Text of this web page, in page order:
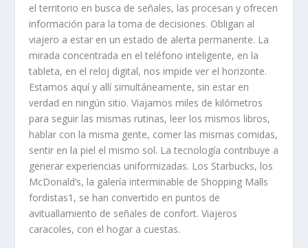
el territorio en busca de señales, las procesan y ofrecen
información para la toma de decisiones. Obligan al
viajero a estar en un estado de alerta permanente. La
mirada concentrada en el teléfono inteligente, en la
tableta, en el reloj digital, nos impide ver el horizonte.
Estamos aquí y allí simultáneamente, sin estar en
verdad en ningún sitio. Viajamos miles de kilómetros
para seguir las mismas rutinas, leer los mismos libros,
hablar con la misma gente, comer las mismas comidas,
sentir en la piel el mismo sol. La tecnología contribuye a
generar experiencias uniformizadas. Los Starbucks, los
McDonald’s, la galería interminable de Shopping Malls
fordistas1, se han convertido en puntos de
avituallamiento de señales de confort. Viajeros
caracoles, con el hogar a cuestas.